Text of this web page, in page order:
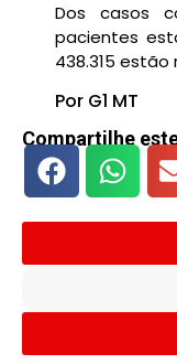
Dos casos
pacientes
438.315
Por G1 MT
Compartilhe